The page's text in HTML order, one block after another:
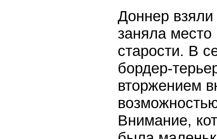
Доннер
заняла место
старости. В
бордер-
вторжением
Внимание,